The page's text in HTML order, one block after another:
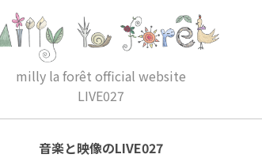
milly la forêt official website
LIVE027
音楽と映像のLIVE027